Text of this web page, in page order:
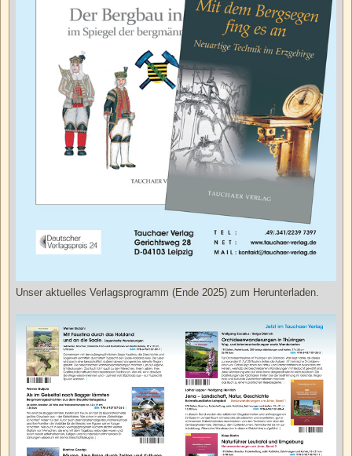
Unser aktuelles Verlagsprogramm (Ende 2025) zum Herunterladen.